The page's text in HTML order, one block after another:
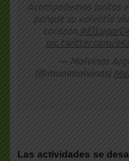
Acompañemos juntos
porque su valentía
corazón.
pic.twitter.com/
— Malvinas
(@munimalvinas)
Las actividades se